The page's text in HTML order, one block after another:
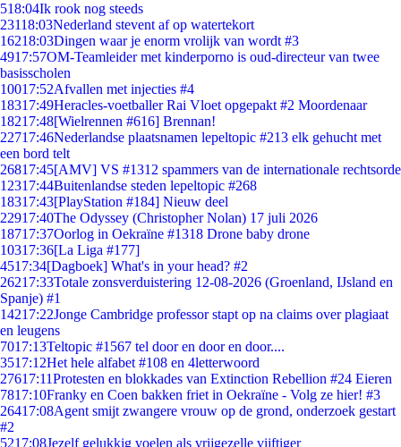
518:04Ik rook nog steeds
23118:03Nederland stevent af op watertekort
16218:03Dingen waar je enorm vrolijk van wordt #3
4917:57OM-Teamleider met kinderporno is oud-directeur van twee
basisscholen
10017:52Afvallen met injecties #4
18317:49Heracles-voetballer Rai Vloet opgepakt #2 Moordenaar
18217:48[Wielrennen #616] Brennan!
22717:46Nederlandse plaatsnamen lepeltopic #213 elk gehucht met
een bord telt
26817:45[AMV] VS #1312 spammers van de internationale rechtsorde
12317:44Buitenlandse steden lepeltopic #268
18317:43[PlayStation #184] Nieuw deel
22917:40The Odyssey (Christopher Nolan) 17 juli 2026
18717:37Oorlog in Oekraïne #1318 Drone baby drone
10317:36[La Liga #177]
4517:34[Dagboek] What's in your head? #2
26217:33Totale zonsverduistering 12-08-2026 (Groenland, IJsland en
Spanje) #1
14217:22Jonge Cambridge professor stapt op na claims over plagiaat
en leugens
7017:13Teltopic #1567 tel door en door en door....
3517:12Het hele alfabet #108 en 4letterwoord
27617:11Protesten en blokkades van Extinction Rebellion #24 Eieren
7817:10Franky en Coen bakken friet in Oekraïne - Volg ze hier! #3
26417:08Agent smijt zwangere vrouw op de grond, onderzoek gestart
#2
5217:08Jezelf gelukkig voelen als vrijgezelle vijftiger